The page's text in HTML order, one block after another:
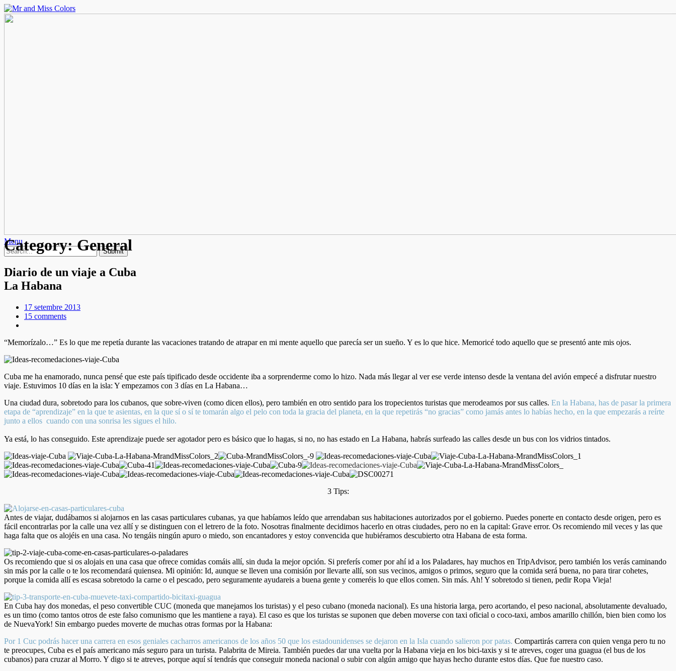
Menu
Category:General
Diario de un viaje a Cuba
La Habana
17 setembre 2013
15 comments
“Memorízalo…” Es lo que me repetía durante las vacaciones tratando de atrapar en mi mente aquello que parecía ser un sueño. Y es lo que hice. Memoricé todo aquello que se presentó ante mis ojos.
Cuba me ha enamorado, nunca pensé que este país tipificado desde occidente iba a sorprenderme como lo hizo. Nada más llegar al ver ese verde intenso desde la ventana del avión empecé a disfrutar nuestro
viaje. Estuvimos 10 días en la isla: Y empezamos con 3 días en La Habana…
Una ciudad dura, sobretodo para los cubanos, que sobre-viven (como dicen ellos), pero también en otro sentido para los tropecientos turistas que merodeamos por sus calles. En la Habana, has de pasar la primera
etapa de “aprendizaje” en la que te asientas, en la que sí o sí te tomarán algo el pelo con toda la gracia del planeta, en la que repetirás “no gracias” como jamás antes lo habías hecho, en la que empezarás a reírte
junto a ellos cuando con una sonrisa les sigues el hilo.
Ya está, lo has conseguido. Este aprendizaje puede ser agotador pero es básico que lo hagas, si no, no has estado en La Habana, habrás surfeado las calles desde un bus con los vidrios tintados.
3 Tips:
Antes de viajar, dudábamos si alojarnos en las casas particulares cubanas, ya que habíamos leído que arrendaban sus habitaciones autorizados por el gobierno. Puedes ponerte en contacto desde origen, pero es
fácil encontrarlas por la calle una vez allí y se distinguen con el letrero de la foto. Nosotras finalmente decidimos hacerlo en otras ciudades, pero no en la capital: Grave error. Os recomiendo mil veces y las que
haga falta que os alojéis en una casa. No tengáis ningún apuro o miedo, son encantadores y estoy convencida que hubiéramos descubierto otra Habana de esta forma.
Os recomiendo que si os alojais en una casa que ofrece comidas comáis allí, sin duda la mejor opción. Si preferís comer por ahí id a los Paladares, hay muchos en TripAdvisor, pero también los verás caminando
sin más por la calle o te los recomendará quiensea. Mi opinión: Id, aunque se lleven una comisión por llevarte allí, son sus vecinos, amigos o primos, seguro que la comida será buena, no para tirar cohetes,
porque la comida allí es escasa sobretodo la carne o el pescado, pero seguramente ayudareis a buena gente y comeréis lo que ellos comen. Sin más. Ah! Y sobretodo si tienen, pedir Ropa Vieja!
En Cuba hay dos monedas, el peso convertible CUC (moneda que manejamos los turistas) y el peso cubano (moneda nacional). Es una historia larga, pero acortando, el peso nacional, absolutamente devaluado,
es un timo (como tantos otros de este falso comunismo que les mantiene a raya). El caso es que los turistas se suponen que deben moverse con taxi oficial o coco-taxi, ambos amarillo chillón, bien bien como los
de NuevaYork! Sin embargo puedes moverte de muchas otras formas por la Habana:
Por 1 Cuc podrás hacer una carrera en esos geniales cacharros americanos de los años 50 que los estadounidenses se dejaron en la Isla cuando salieron por patas. Compartirás carrera con quien venga pero tu no
te preocupes, Cuba es el país americano más seguro para un turista. Palabrita de Mireia. También puedes dar una vuelta por la Habana vieja en los bici-taxis y si te atreves, coger una guagua (el bus de los
cubanos) para cruzar al Morro. Y digo si te atreves, porque aquí sí tendrás que conseguir moneda nacional o subir con algún amigo que hayas hecho durante estos días. Que fue nuestro caso.